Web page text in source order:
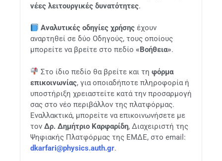
νέες λειτουργικές δυνατότητες.
Αναλυτικές οδηγίες χρήσης έχουν
αναρτηθεί σε δύο Οδηγούς, τους οποίους
μπορείτε να βρείτε στο πεδίο «Βοήθεια».
Στο ίδιο πεδίο θα βρείτε και τηφόρμα
επικοινωνίας, για οποιαδήποτε πληροφορία ή
υποστήριξη χρειαστείτε κατά την προσαρμογή
σας στο νέο περιβάλλον της πλατφόρμας.
Εναλλακτικά, μπορείτε να επικοινωνήσετε με
τον Δρ. Δημήτριο Καρφαρίδη, Διαχειριστή της
Ψηφιακής Πλατφόρμας της ΕΜΔΕ, στο email:
dkarfari@physics.auth.gr.